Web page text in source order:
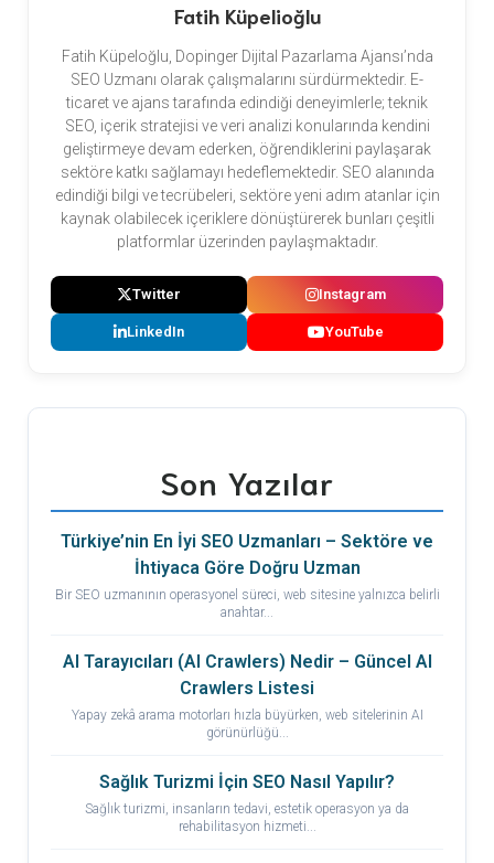
Fatih Küpelioğlu
Fatih Küpeloğlu, Dopinger Dijital Pazarlama Ajansı’nda
SEO Uzmanı olarak çalışmalarını sürdürmektedir. E-
ticaret ve ajans tarafında edindiği deneyimlerle; teknik
SEO, içerik stratejisi ve veri analizi konularında kendini
geliştirmeye devam ederken, öğrendiklerini paylaşarak
sektöre katkı sağlamayı hedeflemektedir. SEO alanında
edindiği bilgi ve tecrübeleri, sektöre yeni adım atanlar için
kaynak olabilecek içeriklere dönüştürerek bunları çeşitli
platformlar üzerinden paylaşmaktadır.
Twitter Instagram
LinkedIn YouTube
Son Yazılar
Türkiye’nin En İyi SEO Uzmanları – Sektöre ve
İhtiyaca Göre Doğru Uzman
Bir SEO uzmanının operasyonel süreci, web sitesine yalnızca belirli
anahtar...
AI Tarayıcıları (AI Crawlers) Nedir – Güncel AI
Crawlers Listesi
Yapay zekâ arama motorları hızla büyürken, web sitelerinin AI
görünürlüğü...
Sağlık Turizmi İçin SEO Nasıl Yapılır?
Sağlık turizmi, insanların tedavi, estetik operasyon ya da
rehabilitasyon hizmeti...